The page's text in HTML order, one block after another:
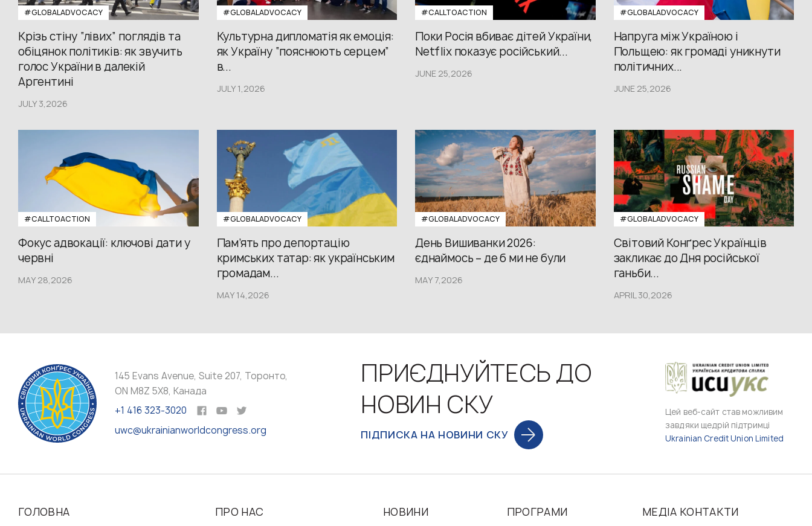
#GLOBALADVOCACY
Крізь стіну “лівих” поглядів та
обіцянок політиків: як звучить
голос України в далекій
Аргентині
JULY 3,2026
#GLOBALADVOCACY
Культурна дипломатія як емоція:
як Україну “пояснюють серцем”
в...
JULY 1,2026
#CALLTOACTION
Поки Росія вбиває дітей України,
Netflix показує російський...
JUNE 25,2026
#GLOBALADVOCACY
Напруга між Україною і
Польщею: як громаді уникнути
політичних...
JUNE 25,2026
#CALLTOACTION
Фокус адвокації: ключові дати у
червні
MAY 28,2026
#GLOBALADVOCACY
Пам’ять про депортацію
кримських татар: як українським
громадам...
MAY 14,2026
#GLOBALADVOCACY
День Вишиванки 2026:
єднаймось – де б ми не були
MAY 7,2026
#GLOBALADVOCACY
Світовий Конґрес Українців
закликає до Дня російської
ганьби...
APRIL 30,2026
145 Evans Avenue, Suite 207, Торонто,
ON M8Z 5X8, Канада
+1 416 323-3020
uwc@ukrainianworldcongress.org
ПРИЄДНУЙТЕСЬ ДО
НОВИН СКУ
ПІДПИСКА НА НОВИНИ СКУ
Цей веб-сайт став можливим
завдяки щедрій підтримці
Ukrainian Credit Union Limited
ГОЛОВНА ПРО НАС НОВИНИ ПРОГРАМИ МЕДІА КОНТАКТИ